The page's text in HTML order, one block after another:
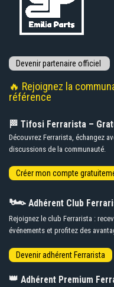
🔥 Rejoignez la
référence
🏁 Tifosi Ferrarista –
Découvrez Ferrarista, échangez
discussions de la communauté.
🏎️ Adhérent Club
Rejoignez le club Ferrarista :
événements et profitez des
👑 Adhérent Premium